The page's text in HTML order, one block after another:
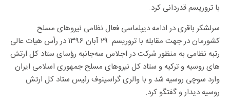
با تروریسم قدردانی کرد.
سرلشکر باقری در ادامه دیپلماسی فعال نظامی نیروهای مسلح
کشورمان در جهت مقابله با تروریسم ۲۹ آبان ۱۳۹۶ در رأس هیات عالی
رتبه نظامی به منظور شرکت در اجلاس سه‌جانبه رؤسای ستاد کل ارتش
های روسیه و ترکیه و ستاد کل نیروهای مسلح جمهوری اسلامی ایران
وارد سوچی روسیه شد و با والری گراسینوف رئیس ستاد کل ارتش
روسیه دیدار و گفتگو کرد.